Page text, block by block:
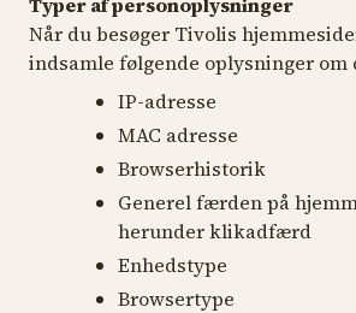
Når du besøger Tivolis
indsamle følgende oplysninger om
IP-adresse
MAC adresse
Browserhistorik
Generel færden på
herunder klikadfærd
Enhedstype
Browsertype